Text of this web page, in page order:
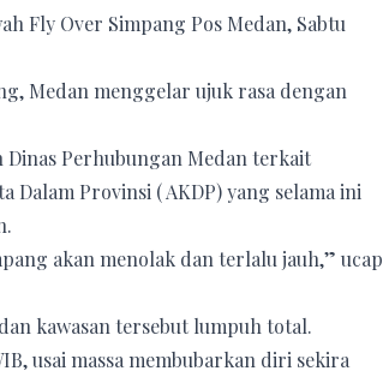
Fly Over Simpang Pos Medan, Sabtu
Medan menggelar ujuk rasa dengan
Perhubungan Medan terkait
Provinsi ( AKDP) yang selama ini
akan menolak dan terlalu jauh,” ucap
kawasan tersebut lumpuh total.
usai massa membubarkan diri sekira